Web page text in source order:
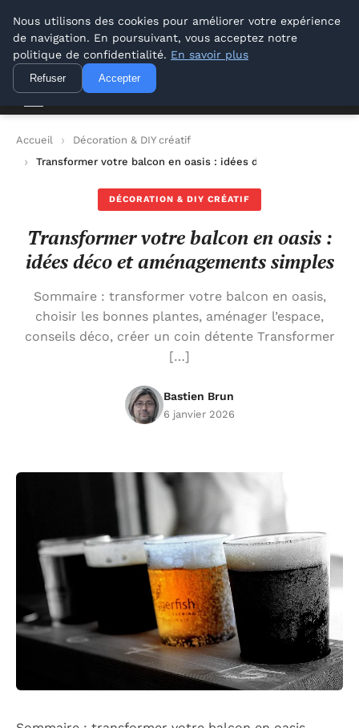
Conseil Outil Bricolage
Conseil Outil Bricolage
Accueil
Décoration & DIY créatif
Transformer votre balcon en oasis : idées déco et
DÉCORATION & DIY CRÉATIF
Transformer votre balcon en oasis :
idées déco et aménagements simples
Sommaire : transformer votre balcon en oasis,
choisir les bonnes plantes, aménager l’espace,
conseils déco, créer un coin détente Transformer
[…]
Bastien Brun
6 janvier 2026
Nous utilisons des cookies pour améliorer votre expérience
de navigation. En poursuivant, vous acceptez notre
politique de confidentialité. En savoir plus
Refuser Accepter